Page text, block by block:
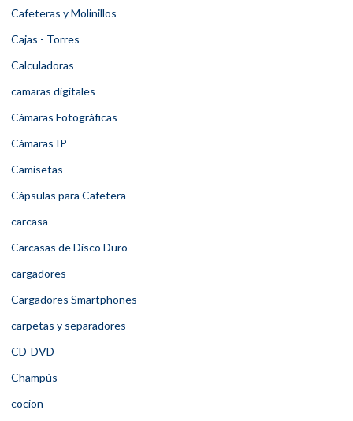
Cafeteras y Molinillos
Cajas - Torres
Calculadoras
camaras digitales
Cámaras Fotográficas
Cámaras IP
Camisetas
Cápsulas para Cafetera
carcasa
Carcasas de Disco Duro
cargadores
Cargadores Smartphones
carpetas y separadores
CD-DVD
Champús
cocion